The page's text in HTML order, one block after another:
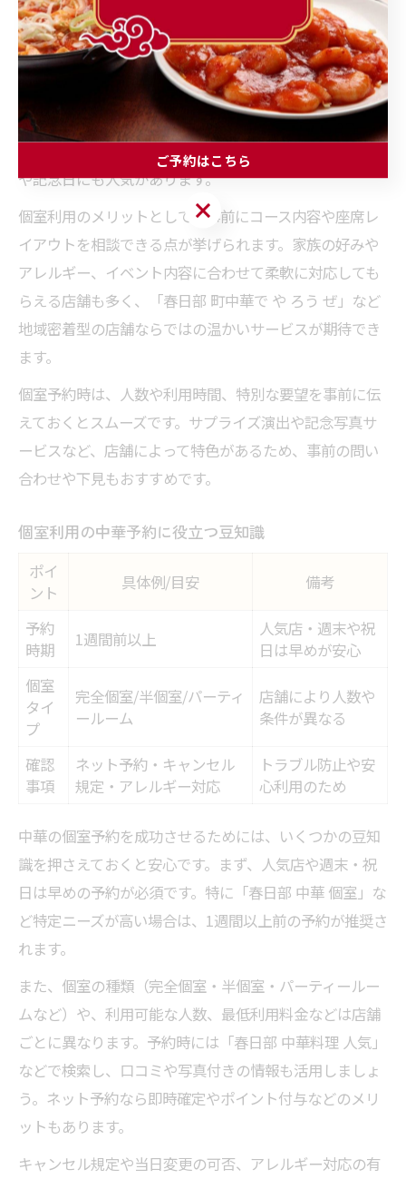
家族やグループで利用できる中華の個室は、プライベー
ト感と快適さが大きな魅力です。周囲を気にせず会話や
食事を楽しめるため、子供連れやご年配の方との集まり
にも最適です。春日部市内の多くの中華店では、人数や
シーンに応じた個室プランが用意されており、特別な日
や記念日にも人気があります。
個室利用のメリットとして、事前にコース内容や座席レ
イアウトを相談できる点が挙げられます。家族の好みや
アレルギー、イベント内容に合わせて柔軟に対応しても
らえる店舗も多く、「春日部 町中華で や ろう ぜ」など
地域密着型の店舗ならではの温かいサービスが期待でき
ます。
個室予約時は、人数や利用時間、特別な要望を事前に伝
えておくとスムーズです。サプライズ演出や記念写真サ
ービスなど、店舗によって特色があるため、事前の問い
合わせや下見もおすすめです。
個室利用の中華予約に役立つ豆知識
ポイ
ント
具体例/目安 備考
予約
時期
1週間前以上
人気店・週末や祝
日は早めが安心
個室
タイ
プ
完全個室/半個室/パーティ
ールーム
店舗により人数や
条件が異なる
確認
事項
ネット予約・キャンセル
規定・アレルギー対応
トラブル防止や安
心利用のため
中華の個室予約を成功させるためには、いくつかの豆知
識を押さえておくと安心です。まず、人気店や週末・祝
日は早めの予約が必須です。特に「春日部 中華 個室」な
ど特定ニーズが高い場合は、1週間以上前の予約が推奨さ
れます。
また、個室の種類（完全個室・半個室・パーティールー
ムなど）や、利用可能な人数、最低利用料金などは店舗
ごとに異なります。予約時には「春日部 中華料理 人気」
などで検索し、口コミや写真付きの情報も活用しましょ
う。ネット予約なら即時確定やポイント付与などのメリ
ットもあります。
キャンセル規定や当日変更の可否、アレルギー対応の有
ご予約はこちら
ご予約はこちら